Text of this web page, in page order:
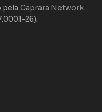
pela Caprara Network
26).